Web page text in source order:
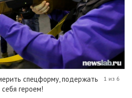
спецформу, подержать
героем!
1 из 6